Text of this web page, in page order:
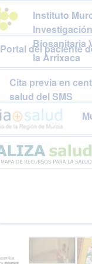
Instituto
Investigación
Biosanitaria
la Arrixaca
Portal del paciente
Cita previa en
salud del SMS